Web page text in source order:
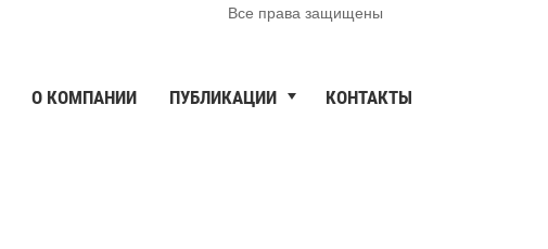
Все права защищены
О КОМПАНИИ ПУБЛИКАЦИИ КОНТАКТЫ